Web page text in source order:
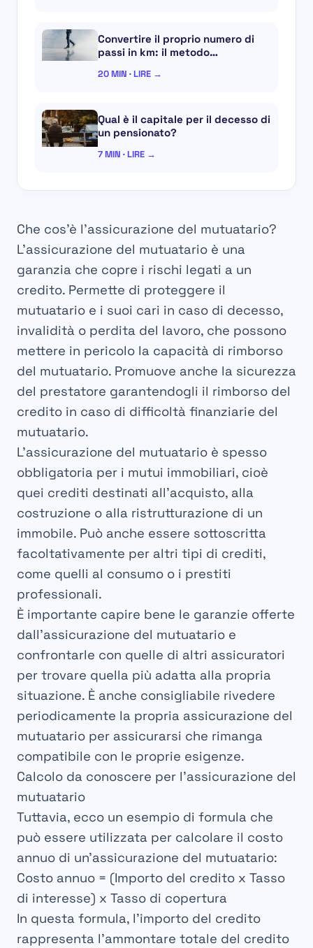
Convertire il proprio numero di
passi in km: il metodo…
20 MIN · LIRE →
Qual è il capitale per il decesso di
un pensionato?
7 MIN · LIRE →
Che cos’è l’assicurazione del mutuatario?
L’assicurazione del mutuatario è una
garanzia che copre i rischi legati a un
credito. Permette di proteggere il
mutuatario e i suoi cari in caso di decesso,
invalidità o perdita del lavoro, che possono
mettere in pericolo la capacità di rimborso
del mutuatario. Promuove anche la sicurezza
del prestatore garantendogli il rimborso del
credito in caso di difficoltà finanziarie del
mutuatario.
L’assicurazione del mutuatario è spesso
obbligatoria per i mutui immobiliari, cioè
quei crediti destinati all’acquisto, alla
costruzione o alla ristrutturazione di un
immobile. Può anche essere sottoscritta
facoltativamente per altri tipi di crediti,
come quelli al consumo o i prestiti
professionali.
È importante capire bene le garanzie offerte
dall’assicurazione del mutuatario e
confrontarle con quelle di altri assicuratori
per trovare quella più adatta alla propria
situazione. È anche consigliabile rivedere
periodicamente la propria assicurazione del
mutuatario per assicurarsi che rimanga
compatibile con le proprie esigenze.
Calcolo da conoscere per l’assicurazione del
mutuatario
Tuttavia, ecco un esempio di formula che
può essere utilizzata per calcolare il costo
annuo di un’assicurazione del mutuatario:
Costo annuo = (Importo del credito x Tasso
di interesse) x Tasso di copertura
In questa formula, l’importo del credito
rappresenta l’ammontare totale del credito